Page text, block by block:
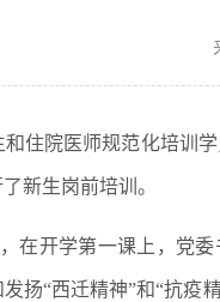
住院医师规范化培训
新生岗前培训。
在开学第一课上，党
扬“西迁精神”和“抗